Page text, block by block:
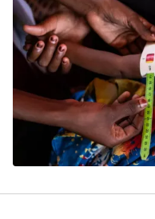
Y tế
Thế giới
Tin tức
Thế giới đó đây
Câu chuyện quốc tế
Kinh tế
Tài chính
Thị trường
Góc doanh nghiệp
Dữ liệu và đời sống
Truyền hình